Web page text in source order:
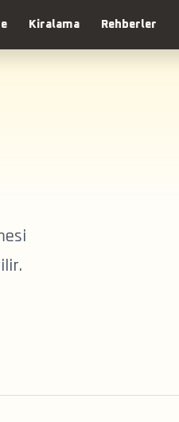
Kiralama Rehberler